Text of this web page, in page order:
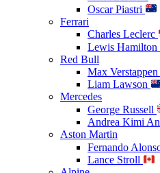
Oscar Piastri
Ferrari
Charles Leclerc
Lewis Hamilton
Red Bull
Max Verstappen
Liam Lawson
Mercedes
George Russell
Andrea Kimi
Aston Martin
Fernando
Lance Stroll